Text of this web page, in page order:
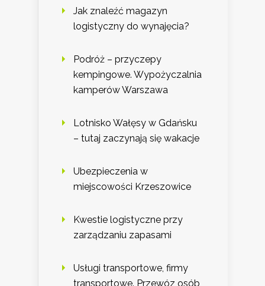
Jak znaleźć magazyn
logistyczny do wynajęcia?
Podróż – przyczepy
kempingowe. Wypożyczalnia
kamperów Warszawa
Lotnisko Wałęsy w Gdańsku
– tutaj zaczynają się wakacje
Ubezpieczenia w
miejscowości Krzeszowice
Kwestie logistyczne przy
zarządzaniu zapasami
Usługi transportowe, firmy
transportowe. Przewóz osób